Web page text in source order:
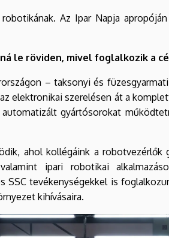
Az Ipar Napja
le röviden, mivel foglalkozik a
– taksonyi és
elektronikai szerelésen át a
gyártósorokat
ahol kollégáink a
ipari robotikai
tevékenységekkel is
kihívásaira.